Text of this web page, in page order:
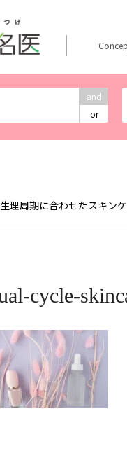
and
or
生理周期に合わせたスキン
cycle-